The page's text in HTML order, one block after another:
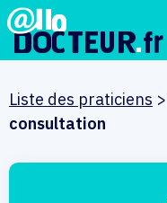
Liste des praticiens >
consultation